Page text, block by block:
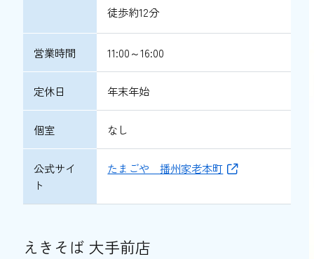
徒歩約12分
営業時間 11:00～16:00
定休日 年末年始
個室 なし
公式サイ
ト
たまごや 播州家老本町
えきそば 大手前店